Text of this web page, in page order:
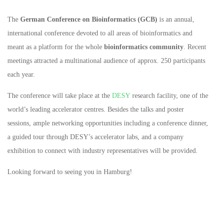
The German Conference on Bioinformatics (GCB) is an annual,
international conference devoted to all areas of bioinformatics and
meant as a platform for the whole bioinformatics community. Recent
meetings attracted a multinational audience of approx. 250 participants
each year.
The conference will take place at the DESY research facility, one of the
world’s leading accelerator centres. Besides the talks and poster
sessions, ample networking opportunities including a conference dinner,
a guided tour through DESY’s accelerator labs, and a company
exhibition to connect with industry representatives will be provided.
Looking forward to seeing you in Hamburg!